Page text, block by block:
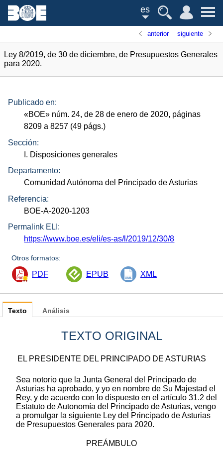
es
anterior siguiente
Ley 8/2019, de 30 de diciembre, de Presupuestos Generales
para 2020.
Publicado en:
«BOE» núm. 24, de 28 de enero de 2020, páginas
8209 a 8257 (49 págs.)
Sección:
I. Disposiciones generales
Departamento:
Comunidad Autónoma del Principado de Asturias
Referencia:
BOE-A-2020-1203
Permalink ELI:
https://www.boe.es/eli/es-as/l/2019/12/30/8
Otros formatos:
PDF EPUB XML
Texto
TEXTO ORIGINAL
EL PRESIDENTE DEL PRINCIPADO DE ASTURIAS
Sea notorio que la Junta General del Principado de
Asturias ha aprobado, y yo en nombre de Su Majestad el
Rey, y de acuerdo con lo dispuesto en el artículo 31.2 del
Estatuto de Autonomía del Principado de Asturias, vengo
a promulgar la siguiente Ley del Principado de Asturias
de Presupuestos Generales para 2020.
PREÁMBULO
Análisis